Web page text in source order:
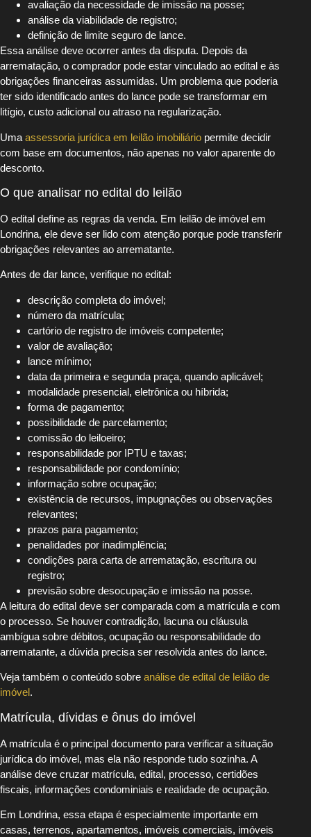
avaliação da necessidade de imissão na posse;
análise da viabilidade de registro;
definição de limite seguro de lance.
Essa análise deve ocorrer antes da disputa. Depois da
arrematação, o comprador pode estar vinculado ao edital e às
obrigações financeiras assumidas. Um problema que poderia
ter sido identificado antes do lance pode se transformar em
litígio, custo adicional ou atraso na regularização.
Uma assessoria jurídica em leilão imobiliário permite decidir
com base em documentos, não apenas no valor aparente do
desconto.
O que analisar no edital do leilão
O edital define as regras da venda. Em leilão de imóvel em
Londrina, ele deve ser lido com atenção porque pode transferir
obrigações relevantes ao arrematante.
Antes de dar lance, verifique no edital:
descrição completa do imóvel;
número da matrícula;
cartório de registro de imóveis competente;
valor de avaliação;
lance mínimo;
data da primeira e segunda praça, quando aplicável;
modalidade presencial, eletrônica ou híbrida;
forma de pagamento;
possibilidade de parcelamento;
comissão do leiloeiro;
responsabilidade por IPTU e taxas;
responsabilidade por condomínio;
informação sobre ocupação;
existência de recursos, impugnações ou observações
relevantes;
prazos para pagamento;
penalidades por inadimplência;
condições para carta de arrematação, escritura ou
registro;
previsão sobre desocupação e imissão na posse.
A leitura do edital deve ser comparada com a matrícula e com
o processo. Se houver contradição, lacuna ou cláusula
ambígua sobre débitos, ocupação ou responsabilidade do
arrematante, a dúvida precisa ser resolvida antes do lance.
Veja também o conteúdo sobre análise de edital de leilão de
imóvel.
Matrícula, dívidas e ônus do imóvel
A matrícula é o principal documento para verificar a situação
jurídica do imóvel, mas ela não responde tudo sozinha. A
análise deve cruzar matrícula, edital, processo, certidões
fiscais, informações condominiais e realidade de ocupação.
Em Londrina, essa etapa é especialmente importante em
casas, terrenos, apartamentos, imóveis comerciais, imóveis